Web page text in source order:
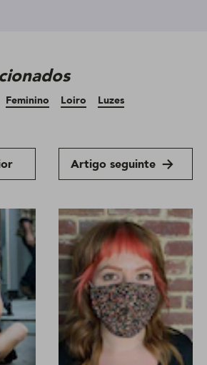
Feminino Loiro Luzes
Artigo seguinte